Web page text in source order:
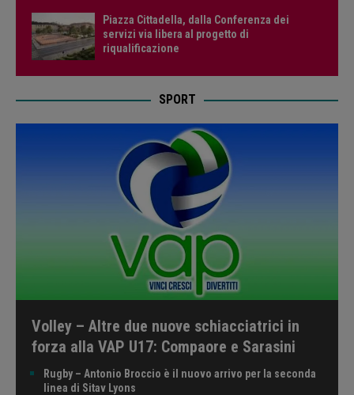
Piazza Cittadella, dalla Conferenza dei
servizi via libera al progetto di
riqualificazione
SPORT
Volley – Altre due nuove schiacciatrici in
forza alla VAP U17: Compaore e Sarasini
Rugby – Antonio Broccio è il nuovo arrivo per la seconda
linea di Sitav Lyons